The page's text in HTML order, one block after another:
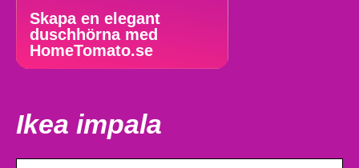
Skapa en elegant
duschhörna med
HomeTomato.se
Ikea impala